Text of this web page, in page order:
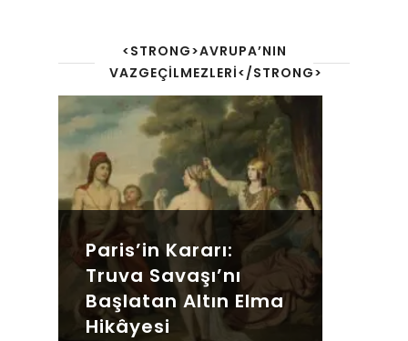
<STRONG>AVRUPA’NIN
VAZGEÇILMEZLERI</STRONG>
Paris’in Kararı:
Truva Savaşı’nı
Başlatan Altın Elma
Hikâyesi